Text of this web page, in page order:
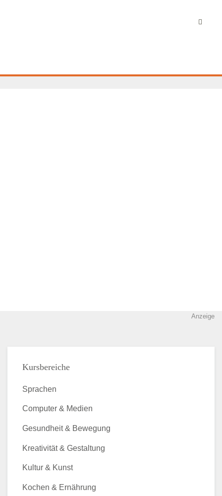
Anzeige
Kursbereiche
Sprachen
Computer & Medien
Gesundheit & Bewegung
Kreativität & Gestaltung
Kultur & Kunst
Kochen & Ernährung